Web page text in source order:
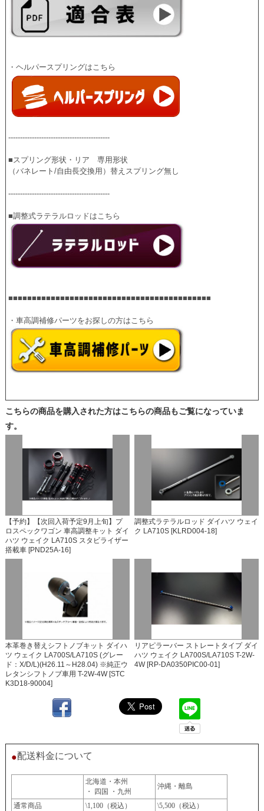
-------------------------------------------
■スプリング形状・リア　専用形状
（バネレート/自由長交換用）替えスプリング無し
-------------------------------------------
■調整式ラテラルロッドはこちら
■■■■■■■■■■■■■■■■■■■■■■■■■■■■■■■■■■■■■■■■■■■
こちらの商品を購入された方はこちらの商品もご覧になっていま
す。
【予約】【次回入荷予定9月上旬】プ
ロスペックワゴン 車高調整キット ダイ
ハツ ウェイク LA710S スタビライザー
搭載車 [PND25A-16]
調整式ラテラルロッド ダイハツ ウェイ
ク LA710S [KLRD004-18]
本革巻き替えシフトノブキット ダイハ
ツ ウェイク LA700S/LA710S (グレー
ド：X/D/L)(H26.11～H28.04) ※純正ウ
レタンシフトノブ車用 T-2W-4W [STC
K3D18-90004]
リアピラーバー ストレートタイプ ダイ
ハツ ウェイク LA700S/LA710S T-2W-
4W [RP-DA0350PIC00-01]
●配送料金について
北海道・本州
・ 四国 ・九州
沖縄・離島
通常商品 \1,100（税込）
\5,500（税込）